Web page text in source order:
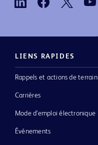
LIENS RAPIDES
Rappels et actions de terrain
Carrières
Mode d’emploi électronique
Événements